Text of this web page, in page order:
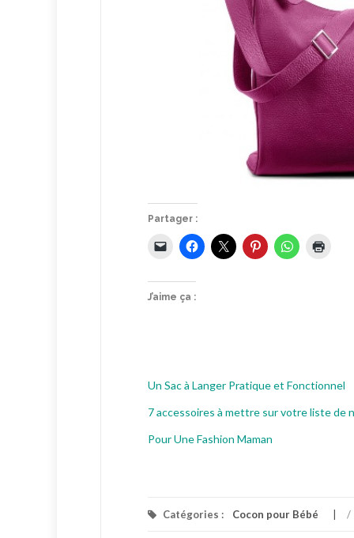
Partager :
J’aime ça :
Un Sac à Langer Pratique et Fonctionnel
7 accessoires à mettre sur votre liste de
Pour Une Fashion Maman
Catégories : Cocon pour Bébé /